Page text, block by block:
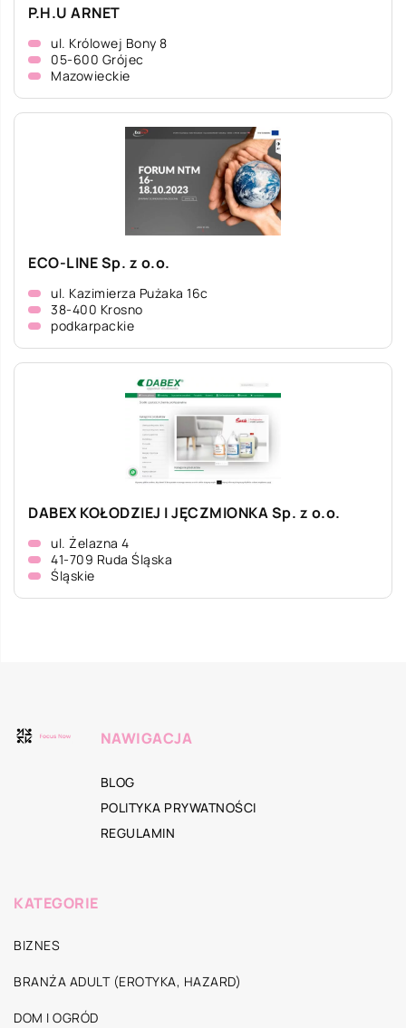
P.H.U ARNET
ul. Królowej Bony 8
05-600 Grójec
Mazowieckie
ECO-LINE Sp. z o.o.
ul. Kazimierza Pużaka 16c
38-400 Krosno
podkarpackie
DABEX KOŁODZIEJ I JĘCZMIONKA Sp. z o.o.
ul. Żelazna 4
41-709 Ruda Śląska
Śląskie
NAWIGACJA
BLOG
POLITYKA PRYWATNOŚCI
REGULAMIN
KATEGORIE
BIZNES
BRANŻA ADULT (EROTYKA, HAZARD)
DOM I OGRÓD